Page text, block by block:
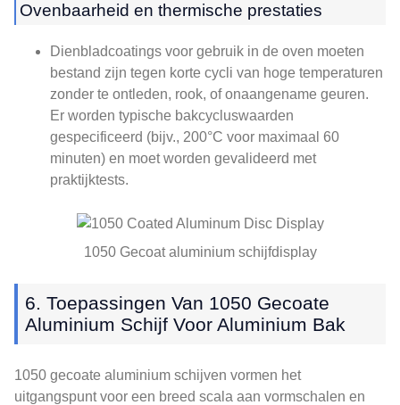
Ovenbaarheid en thermische prestaties
Dienbladcoatings voor gebruik in de oven moeten
bestand zijn tegen korte cycli van hoge temperaturen
zonder te ontleden, rook, of onaangename geuren.
Er worden typische bakcycluswaarden
gespecificeerd (bijv., 200°C voor maximaal 60
minuten) en moet worden gevalideerd met
praktijktests.
1050 Gecoat aluminium schijfdisplay
6. Toepassingen Van 1050 Gecoate
Aluminium Schijf Voor Aluminium Bak
1050 gecoate aluminium schijven vormen het
uitgangspunt voor een breed scala aan vormschalen en